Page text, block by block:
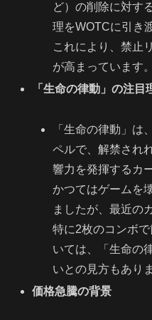
ど）の削除に対す
理をWOTCに引き
これにより、禁止
が高まっています。
「生命の律動」の注目
「生命の律動」は
ペルで、解禁され
響力を発揮するカ
かつてはゲームを
ましたが、最近の
特に2枚のコンボ
いては、「生命の
いとの見方もあり
価格急騰の背景